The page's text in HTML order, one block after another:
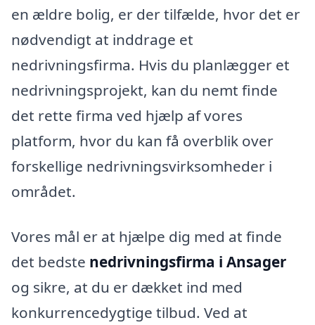
en ældre bolig, er der tilfælde, hvor det er
nødvendigt at inddrage et
nedrivningsfirma. Hvis du planlægger et
nedrivningsprojekt, kan du nemt finde
det rette firma ved hjælp af vores
platform, hvor du kan få overblik over
forskellige nedrivningsvirksomheder i
området.
Vores mål er at hjælpe dig med at finde
det bedste nedrivningsfirma i Ansager
og sikre, at du er dækket ind med
konkurrencedygtige tilbud. Ved at